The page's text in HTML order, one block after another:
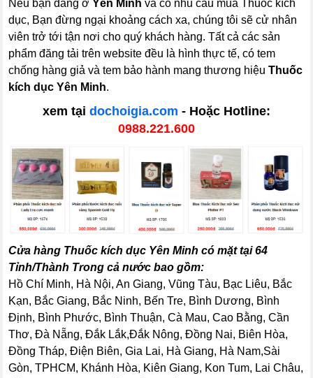
Nếu bạn đang ở Yên Minh và có nhu cầu mua Thuốc kích
dục, Bạn đừng ngại khoảng cách xa, chúng tôi sẽ cử nhân
viên trở tới tận nơi cho quý khách hàng. Tất cả các sản
phẩm đăng tải trên website đều là hình thực tế, có tem
chống hàng giả và tem bảo hành mang thương hiệuThuốc
kích dục Yên Minh.
xem tại dochoigia.com - Hoặc Hotline:
0988.221.600
Cửa hàng Thuốc kích dục Yên Minh có mặt tại 64
Tỉnh/Thành Trong cả nước bao gồm:
Hồ Chí Minh, Hà Nội, An Giang, Vũng Tàu, Bạc Liêu, Bắc
Kạn, Bắc Giang, Bắc Ninh, Bến Tre, Bình Dương, Bình
Định, Bình Phước, Bình Thuận, Cà Mau, Cao Bằng, Cần
Thơ, Đà Nẵng, Đắk Lắk,Đắk Nông, Đồng Nai, Biên Hòa,
Đồng Tháp, Điện Biên, Gia Lai, Hà Giang, Hà Nam,Sài
Gòn, TPHCM, Khánh Hòa, Kiên Giang, Kon Tum, Lai Châu,